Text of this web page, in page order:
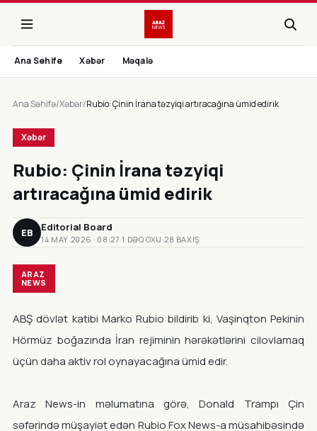
Ana Sehife Xəbər Məqalə
Ana Səhifə/Xəbər/Rubio: Çinin İrana təzyiqi artıracağına ümid edirik
Xəbər
Rubio: Çinin İrana təzyiqi
artıracağına ümid edirik
EB Editorial Board
14 MAY 2026 · 08:27 ·1 DƏQ OXU ·28 BAXIŞ
ARAZ
NEWS
ABŞ dövlət katibi Marko Rubio bildirib ki, Vaşinqton Pekinin
Hörmüz boğazında İran rejiminin hərəkətlərini cilovlamaq
üçün daha aktiv rol oynayacağına ümid edir.
Araz News-in məlumatına görə, Donald Trampı Çin
səfərində müşayiət edən Rubio Fox News-a müsahibəsində